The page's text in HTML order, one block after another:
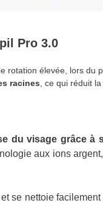
Pro 3.0
élevée, lors du
racines , ce qui réduit
du visage grâce
aux ions
se nettoie